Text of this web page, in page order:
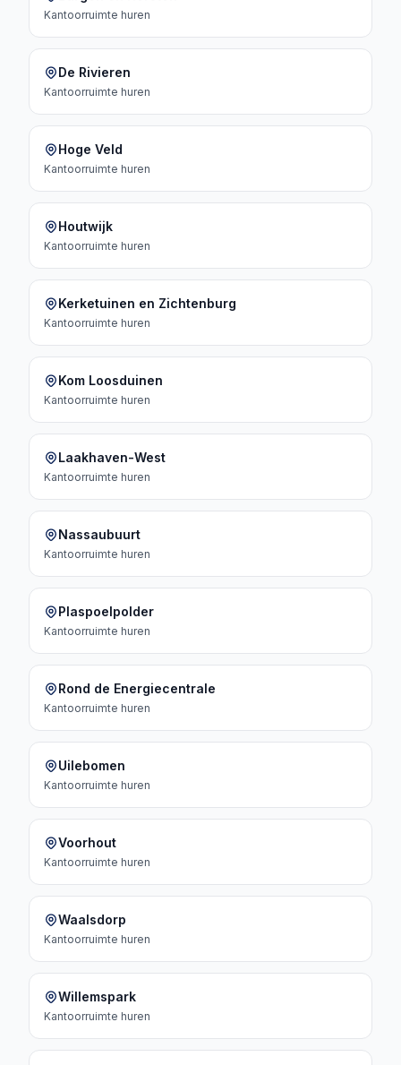
Kantoorruimte huren
De Rivieren
Kantoorruimte huren
Hoge Veld
Kantoorruimte huren
Houtwijk
Kantoorruimte huren
Kerketuinen en Zichtenburg
Kantoorruimte huren
Kom Loosduinen
Kantoorruimte huren
Laakhaven-West
Kantoorruimte huren
Nassaubuurt
Kantoorruimte huren
Plaspoelpolder
Kantoorruimte huren
Rond de Energiecentrale
Kantoorruimte huren
Uilebomen
Kantoorruimte huren
Voorhout
Kantoorruimte huren
Waalsdorp
Kantoorruimte huren
Willemspark
Kantoorruimte huren